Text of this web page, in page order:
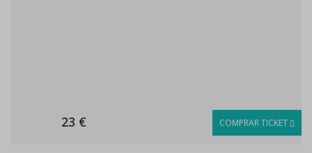
23 € COMPRAR TICKET